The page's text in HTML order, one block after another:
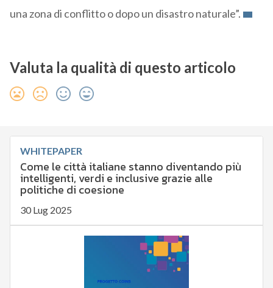
una zona di conflitto o dopo un disastro naturale”.
Valuta la qualità di questo articolo
WHITEPAPER
Come le città italiane stanno diventando più
intelligenti, verdi e inclusive grazie alle
politiche di coesione
30 Lug 2025